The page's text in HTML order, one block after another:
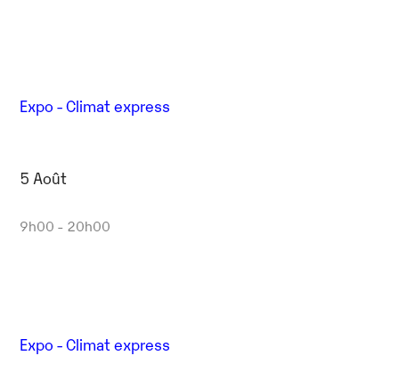
Expo - Climat express
5 Août
9h00 - 20h00
Expo - Climat express